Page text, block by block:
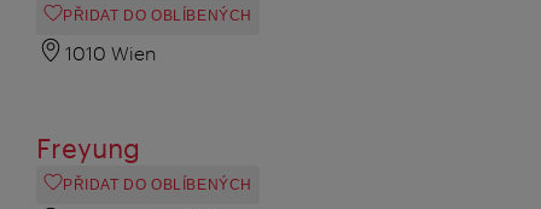
PŘIDAT DO OBLÍBENÝCH
1010 Wien
Freyung
PŘIDAT DO OBLÍBENÝCH